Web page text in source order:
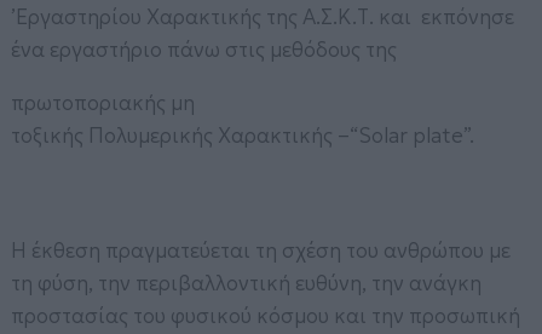
’Εργαστηρίου Χαρακτικής της Α.Σ.Κ.Τ. και εκπόνησε
ένα εργαστήριο πάνω στις μεθόδους της
πρωτοποριακής μη
τοξικής Πολυμερικής Χαρακτικής –“Solar plate”.
Η έκθεση πραγματεύεται τη σχέση του ανθρώπου με
τη φύση, την περιβαλλοντική ευθύνη, την ανάγκη
προστασίας του φυσικού κόσμου και την προσωπική